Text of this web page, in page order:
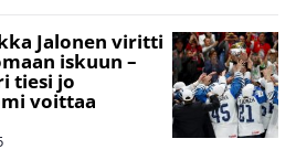
Jalonen viritti
iskuun –
tiesi jo
voittaa